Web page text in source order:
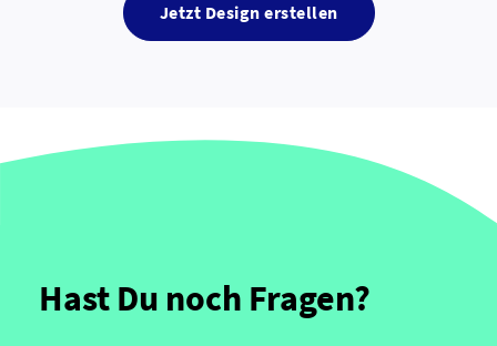
Jetzt Design erstellen
Hast Du noch Fragen?